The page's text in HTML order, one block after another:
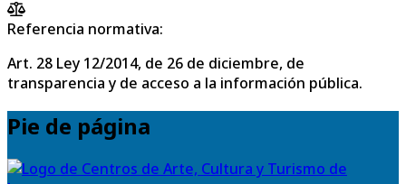
Referencia normativa:
Art. 28 Ley 12/2014, de 26 de diciembre, de
transparencia y de acceso a la información pública.
Pie de página